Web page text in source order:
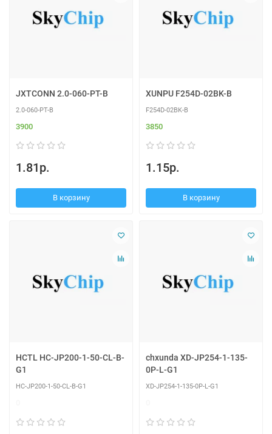
JXTCONN 2.0-060-PT-B
2.0-060-PT-B
3900
1.81р.
В корзину
XUNPU F254D-02BK-B
F254D-02BK-B
3850
1.15р.
В корзину
HCTL HC-JP200-1-50-CL-B-
G1
HC-JP200-1-50-CL-B-G1
chxunda XD-JP254-1-135-
0P-L-G1
XD-JP254-1-135-0P-L-G1